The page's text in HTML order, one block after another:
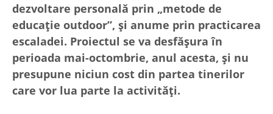
dezvoltare personală prin „metode de
educație outdoor”, și anume prin practicarea
escaladei. Proiectul se va desfășura în
perioada mai-octombrie, anul acesta, și nu
presupune niciun cost din partea tinerilor
care vor lua parte la activități.